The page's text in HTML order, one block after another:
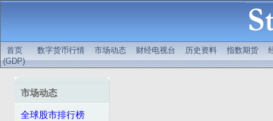
首页 数字货币行情 市场动态 财经电视台 历史资料 指数期货
(GDP)
市场动态
全球股市排行榜